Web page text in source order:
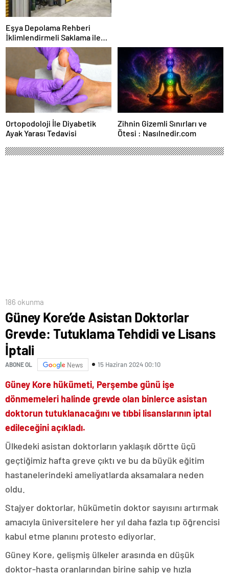
Eşya Depolama Rehberi
İklimlendirmeli Saklama ile
Güvenli Kullanım
Ortopodoloji İle Diyabetik
Ayak Yarası Tedavisi
Zihnin Gizemli Sınırları ve
Ötesi : Nasılnedir.com
186 okunma
Güney Kore’de Asistan Doktorlar
Grevde: Tutuklama Tehdidi ve Lisans
İptali
ABONE OL News 15 Haziran 2024 00:10
Güney Kore hükümeti, Perşembe günü işe
dönmemeleri halinde grevde olan binlerce asistan
doktorun tutuklanacağını ve tıbbi lisanslarının iptal
edileceğini açıkladı.
Ülkedeki asistan doktorların yaklaşık dörtte üçü
geçtiğimiz hafta greve çıktı ve bu da büyük eğitim
hastanelerindeki ameliyatlarda aksamalara neden
oldu.
Stajyer doktorlar, hükümetin doktor sayısını artırmak
amacıyla üniversitelere her yıl daha fazla tıp öğrencisi
kabul etme planını protesto ediyorlar.
Güney Kore, gelişmiş ülkeler arasında en düşük
doktor-hasta oranlarından birine sahip ve hızla